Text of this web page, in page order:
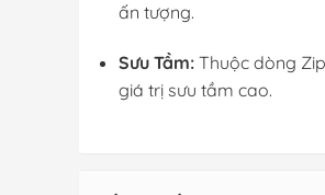
ấn tượng.
Sưu Tầm:Thuộc dòng
giá trị sưu tầm cao.